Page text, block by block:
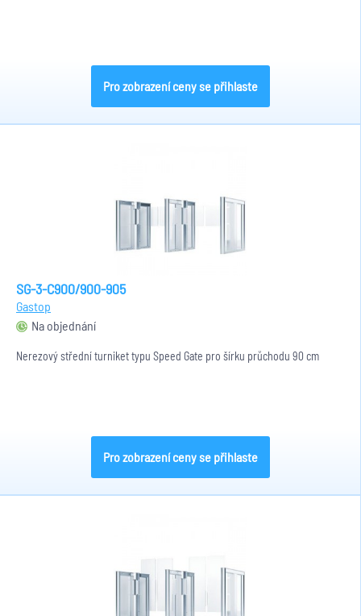
Pro zobrazení ceny se přihlaste
SG-3-C900/900-905
Gastop
Na objednání
Nerezový střední turniket typu Speed Gate pro šírku průchodu 90 cm
Pro zobrazení ceny se přihlaste